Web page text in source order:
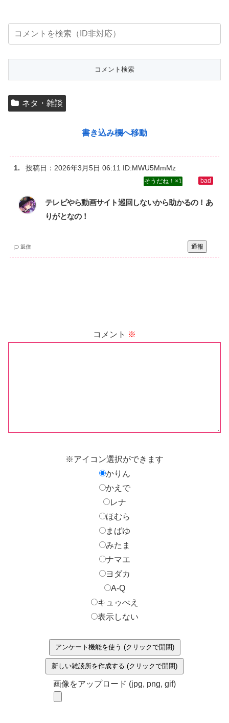
ネタ・雑談
書き込み欄へ移動
投稿日： 2026年3月5日 06:11 ID:MWU5MmMz
1
テレビやら動画サイト巡回しないから助かるの！あ
りがとなの！
通報
返信
コメント ※
※アイコン選択ができます
かりん
かえで
レナ
ほむら
まばゆ
みたま
ナマエ
ヨダカ
A-Q
キュゥべえ
表示しない
アンケート機能を使う (クリックで開閉)
新しい雑談所を作成する (クリックで開閉)
画像をアップロード (jpg, png, gif)